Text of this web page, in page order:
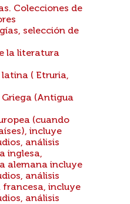
Colecciones de
selección de
la literatura
( Etruria,
(Antigua
(cuando
incluye
análisis
inglesa,
alemana incluye
análisis
incluye
análisis